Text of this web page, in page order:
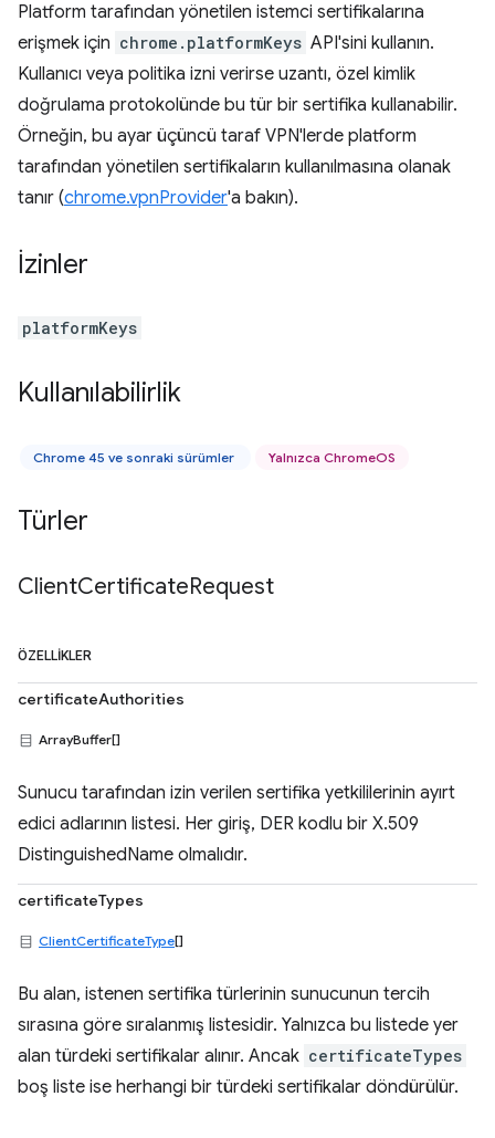
Platform tarafından yönetilen istemci sertifikalarına
erişmek için chrome.platformKeys API'sini kullanın.
Kullanıcı veya politika izni verirse uzantı, özel kimlik
doğrulama protokolünde bu tür bir sertifika kullanabilir.
Örneğin, bu ayar üçüncü taraf VPN'lerde platform
tarafından yönetilen sertifikaların kullanılmasına olanak
tanır (chrome.vpnProvider'a bakın).
İzinler
platformKeys
Kullanılabilirlik
Chrome 45 ve sonraki sürümler Yalnızca ChromeOS
Türler
ClientCertificateRequest
ÖZELLIKLER
certificateAuthorities
ArrayBuffer[]
Sunucu tarafından izin verilen sertifika yetkililerinin ayırt
edici adlarının listesi. Her giriş, DER kodlu bir X.509
DistinguishedName olmalıdır.
certificateTypes
ClientCertificateType[]
Bu alan, istenen sertifika türlerinin sunucunun tercih
sırasına göre sıralanmış listesidir. Yalnızca bu listede yer
alan türdeki sertifikalar alınır. Ancak certificateTypes
boş liste ise herhangi bir türdeki sertifikalar döndürülür.